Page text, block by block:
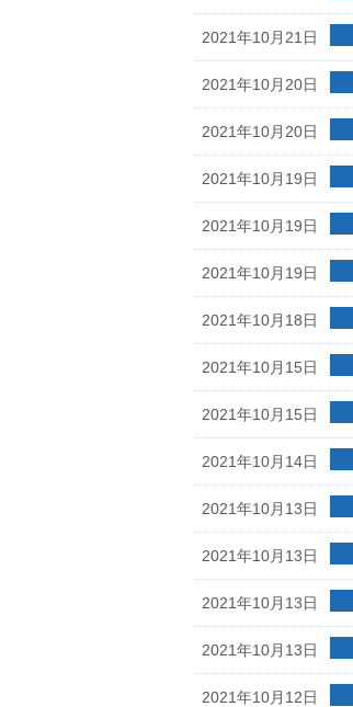
2021年10月21日
2021年10月20日
2021年10月20日
2021年10月19日
2021年10月19日
2021年10月19日
2021年10月18日
2021年10月15日
2021年10月15日
2021年10月14日
2021年10月13日
2021年10月13日
2021年10月13日
2021年10月13日
2021年10月12日